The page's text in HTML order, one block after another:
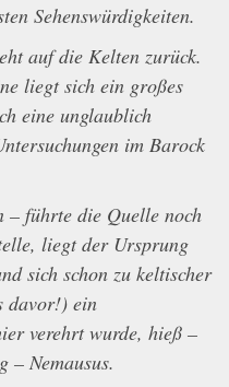
Sehenswürdigkeiten.
auf die Kelten zurück.
liegt sich ein großes
eine unglaublich
im Barock
– führte die Quelle noch
liegt der Ursprung
sich schon zu keltischer
davor!) ein
verehrt wurde, hieß –
– Nemausus.